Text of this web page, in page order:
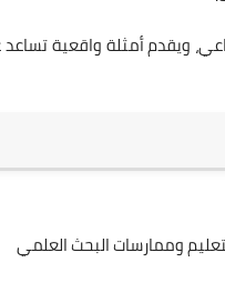
ويقدم أمثلة واقعية
وممارسات البحث العلمي